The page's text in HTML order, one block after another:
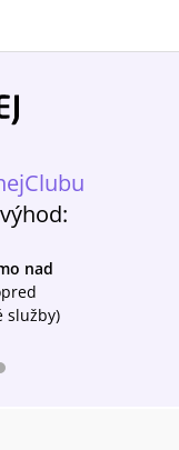
nad
služby)